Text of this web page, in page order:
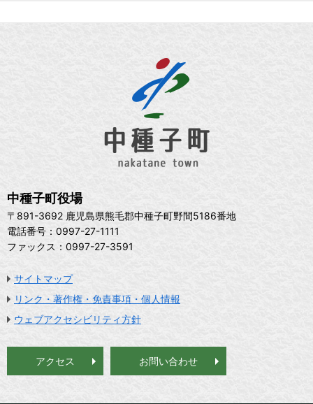
中種子町役場
〒891-3692 鹿児島県熊毛郡中種子町野間5186番地
電話番号：0997-27-1111
ファックス：0997-27-3591
サイトマップ
リンク・著作権・免責事項・個人情報
ウェブアクセシビリティ方針
アクセス お問い合わせ